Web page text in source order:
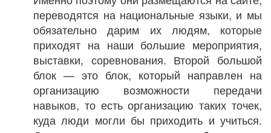
переводятся на национальные языки, и мы
обязательно дарим их людям, которые
приходят на наши большие мероприятия,
выставки, соревнования. Второй большой
блок — это блок, который направлен на
организацию возможности передачи
навыков, то есть организацию таких точек,
куда люди могли бы приходить и учиться.